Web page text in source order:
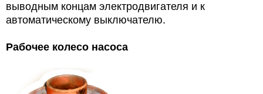
выводным концам электродвигателя и к
автоматическому выключателю.
Рабочее колесо насоса